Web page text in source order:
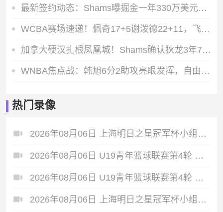
最新签约动态：Shams曝掘金一年330万美元拿下前马刺后卫朗尼-沃克
WCBA赛场速递！佩奇17+5谢泼德22+11，飞翼末节发力失误遭神秘人逆转
加拿大硬汉扎根凤凰城！Shams确认狄龙3年7300万提前续约太阳，铁血风格成队标
WNBA焦点战：韩旭6分2助攻亮眼发挥，自由人主场凭借斯图尔特28+8击败风暴
热门录像
2026年08月06日 上海明日之星冠军杯小组赛 托特纳姆热刺U17 VS 葡萄牙体育U17 全场录像
2026年08月06日 U19青年篮球联赛第4轮 深圳新世纪U19 VS 山西汾酒U19 全场录像
2026年08月06日 U19青年篮球联赛第4轮 山东山高U19 VS 福建浔兴U19 全场录像
2026年08月06日 上海明日之星冠军杯小组赛 上海U17 VS 河床U17 全场录像